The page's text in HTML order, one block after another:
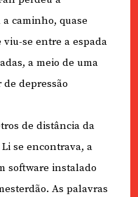
caminho, quase
se entre a espada
a meio de uma
de depressão
de distância da
se encontrava, a
software instalado
As palavras